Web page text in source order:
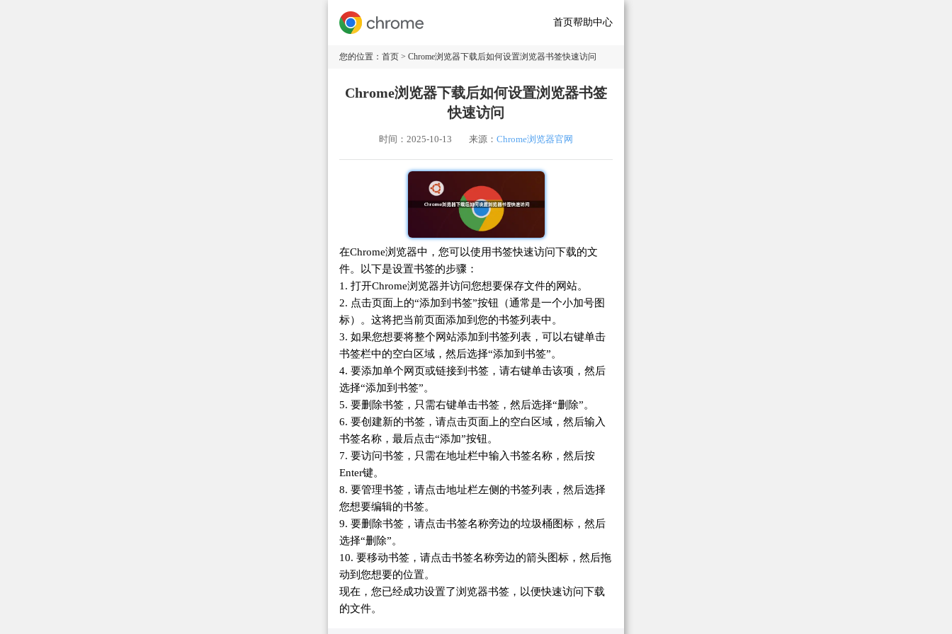
首页帮助中心
您的位置： 首页 > Chrome浏览器下载后如何设置浏览器书签快速访问
Chrome浏览器下载后如何设置浏览器书签
快速访问
时间：2025-10-13 来源： Chrome浏览器官网
在Chrome浏览器中，您可以使用书签快速访问下载的文
件。以下是设置书签的步骤：
1. 打开Chrome浏览器并访问您想要保存文件的网站。
2. 点击页面上的“添加到书签”按钮（通常是一个小加号图
标）。这将把当前页面添加到您的书签列表中。
3. 如果您想要将整个网站添加到书签列表，可以右键单击
书签栏中的空白区域，然后选择“添加到书签”。
4. 要添加单个网页或链接到书签，请右键单击该项，然后
选择“添加到书签”。
5. 要删除书签，只需右键单击书签，然后选择“删除”。
6. 要创建新的书签，请点击页面上的空白区域，然后输入
书签名称，最后点击“添加”按钮。
7. 要访问书签，只需在地址栏中输入书签名称，然后按
Enter键。
8. 要管理书签，请点击地址栏左侧的书签列表，然后选择
您想要编辑的书签。
9. 要删除书签，请点击书签名称旁边的垃圾桶图标，然后
选择“删除”。
10. 要移动书签，请点击书签名称旁边的箭头图标，然后拖
动到您想要的位置。
现在，您已经成功设置了浏览器书签，以便快速访问下载
的文件。